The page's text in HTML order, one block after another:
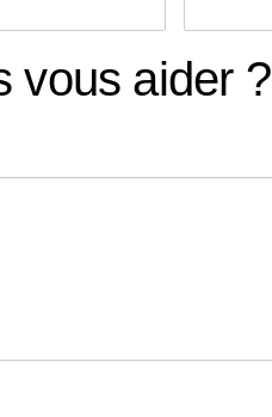
vous aider ?